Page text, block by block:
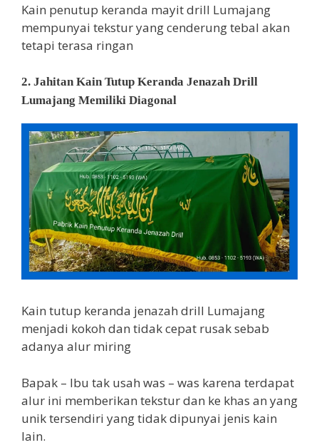
Kain penutup keranda mayit drill Lumajang
mempunyai tekstur yang cenderung tebal akan
tetapi terasa ringan
2. Jahitan Kain Tutup Keranda Jenazah Drill
Lumajang Memiliki Diagonal
Kain tutup keranda jenazah drill Lumajang
menjadi kokoh dan tidak cepat rusak sebab
adanya alur miring
Bapak – Ibu tak usah was – was karena terdapat
alur ini memberikan tekstur dan ke khas an yang
unik tersendiri yang tidak dipunyai jenis kain
lain.